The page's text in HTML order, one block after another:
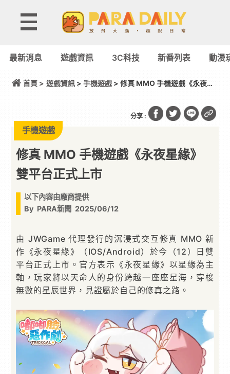
最新消息 遊戲資訊 3C科技 新番列表 動漫
首頁 > 遊戲資訊> 手機遊戲> 修真 MMO 手機遊戲《永夜星
分享 :
手機遊戲
修真 MMO 手機遊戲《永夜星緣》
雙平台正式上市
以下內容由廠商提供
By PARA新聞 2025/06/12
由 JWGame 代理發行的沉浸式交互修真 MMO 新
作《永夜星緣》（IOS/Android）於今（12）日雙
平台正式上市。官方表示《永夜星緣》以星緣為主
軸，玩家將以天命人的身份跨越一座座星海，穿梭
無數的星辰世界，見證屬於自己的修真之路。